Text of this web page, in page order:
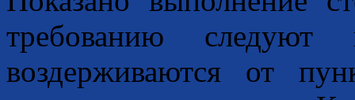
требованию
воздерживаются от